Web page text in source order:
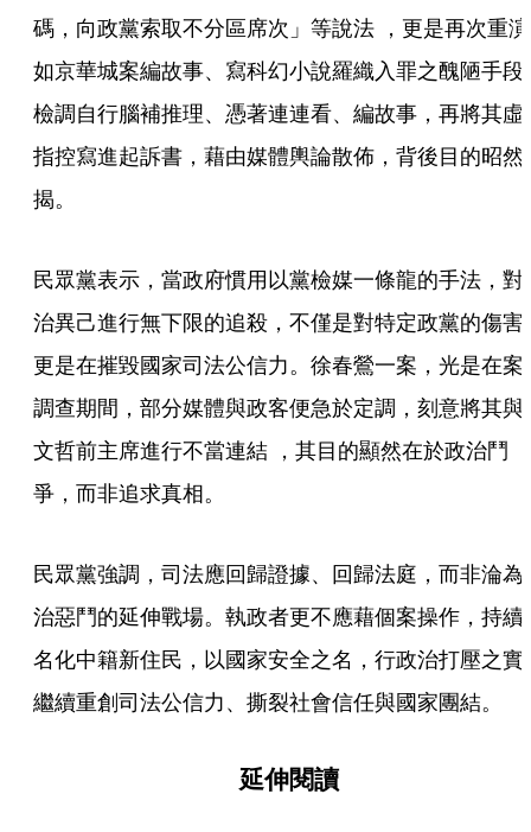
碼，向政黨索取不分區席次」等說法 ，更是再次重演
如京華城案編故事、寫科幻小說羅織入罪之醜陋手段
檢調自行腦補推理、憑著連連看、編故事，再將其虛
指控寫進起訴書，藉由媒體輿論散佈，背後目的昭然
揭。
民眾黨表示，當政府慣用以黨檢媒一條龍的手法，對
治異己進行無下限的追殺，不僅是對特定政黨的傷害
更是在摧毀國家司法公信力。徐春鶯一案，光是在案
調查期間，部分媒體與政客便急於定調，刻意將其與
文哲前主席進行不當連結 ，其目的顯然在於政治鬥
爭，而非追求真相。
民眾黨強調，司法應回歸證據、回歸法庭，而非淪為
治惡鬥的延伸戰場。執政者更不應藉個案操作，持續
名化中籍新住民，以國家安全之名，行政治打壓之實
繼續重創司法公信力、撕裂社會信任與國家團結。
延伸閱讀